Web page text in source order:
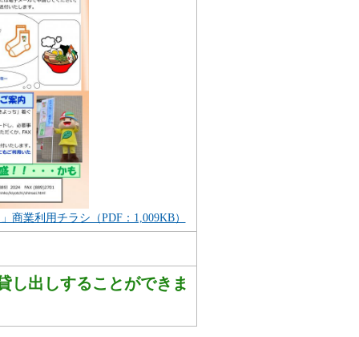
商業利用チラシ（PDF：1,009KB）
し出しすることができま